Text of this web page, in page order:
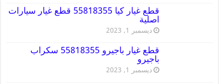
قطع غيار كيا 55818355 قطع غيار سيارات
اصلية
ديسمبر 1, 2023
قطع غيار باجيرو 55818355 سكراب
باجيرو
ديسمبر 1, 2023